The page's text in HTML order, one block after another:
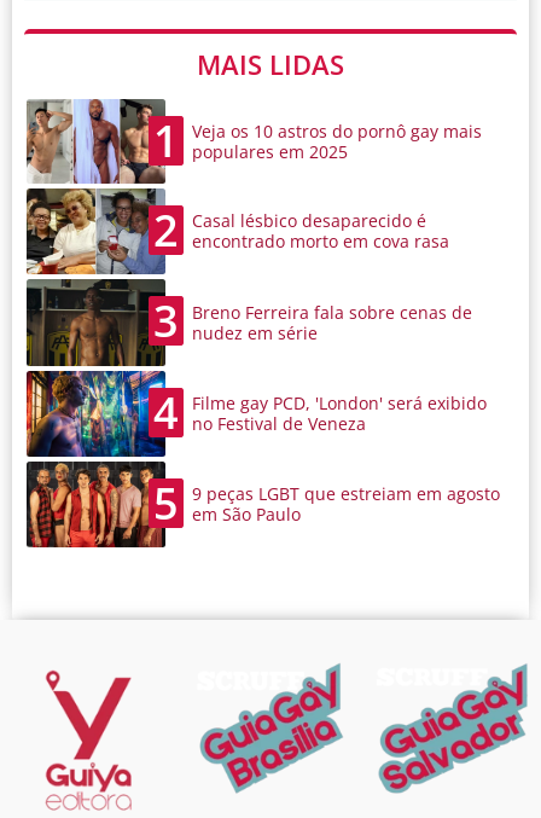
MAIS LIDAS
1
Veja os 10 astros do pornô gay mais
populares em 2025
2
Casal lésbico desaparecido é
encontrado morto em cova rasa
3
Breno Ferreira fala sobre cenas de
nudez em série
4
Filme gay PCD, 'London' será exibido
no Festival de Veneza
5
9 peças LGBT que estreiam em agosto
em São Paulo